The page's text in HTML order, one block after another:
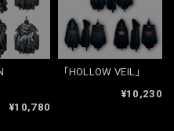
¥10,780
「HOLLOW VEIL」
¥10,230